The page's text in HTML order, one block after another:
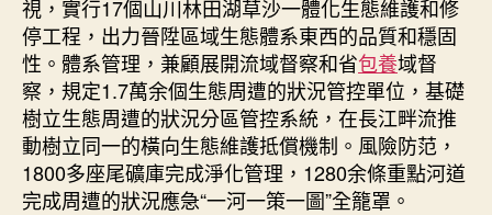
視，實行17個山川林田湖草沙一體化生態維護和修
停工程，出力晉陞區域生態體系東西的品質和穩固
性。體系管理，兼顧展開流域督察和省包養域督
察，規定1.7萬余個生態周遭的狀況管控單位，基礎
樹立生態周遭的狀況分區管控系統，在長江畔流推
動樹立同一的橫向生態維護抵償機制。風險防范，
1800多座尾礦庫完成淨化管理，1280余條重點河道
完成周遭的狀況應急“一河一策一圖”全籠罩。